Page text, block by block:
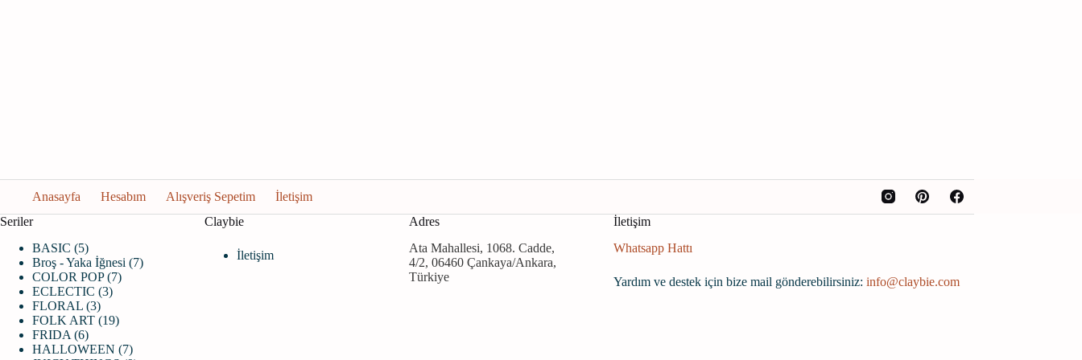
Anasayfa Hesabım Alışveriş Sepetim
İletişim
Seriler
BASIC
55
ürün
Broş - Yaka İğnesi 77
COLOR POP 77
ECLECTIC 33
FLORAL 33
ürün
FOLK ART 1919
FRIDA 66
ürün
HALLOWEEN 77
Claybie
İletişim
Adres
Ata Mahallesi, 1068. Cadde,
4/2, 06460 Çankaya/Ankara,
Türkiye
İletişim
Whatsapp Hattı
Yardım ve destek için bize mail gönderebilirsiniz: info@claybie.com